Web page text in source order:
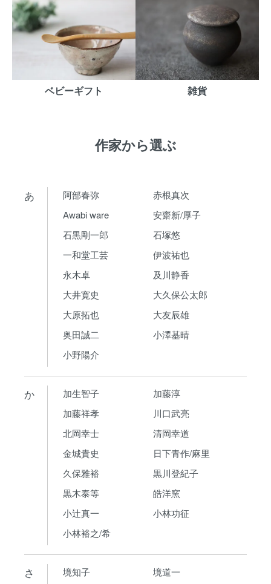
ベビーギフト 雑貨
作家から選ぶ
あ 阿部春弥
赤根真次
Awabi ware
安齋新/厚子
石黒剛一郎
石塚悠
一和堂工芸
伊波祐也
永木卓
及川静香
大井寛史
大久保公太郎
大原拓也
大友辰雄
奥田誠二
小澤基晴
小野陽介
か 加生智子
加藤淳
加藤祥孝
川口武亮
北岡幸士
清岡幸道
金城貴史
日下青作/麻里
久保雅裕
黒川登紀子
黒木泰等
皓洋窯
小辻真一
小林功征
小林裕之/希
さ 境知子
境道一